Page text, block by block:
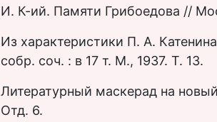
И. К-ий. Памяти Грибоедова //
Из характеристики П. А.
собр. соч. : в 17 т. М., 1937. Т. 13.
Литературный маскерад на
Отд. 6.